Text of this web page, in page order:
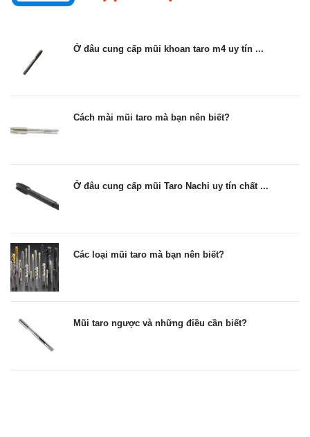
Ở đâu cung cấp mũi khoan taro m4 uy tín ...
Cách mài mũi taro mà bạn nên biết?
Ở đâu cung cấp mũi Taro Nachi uy tín chất ...
Các loại mũi taro mà bạn nên biết?
Mũi taro ngược và những điều cần biết?